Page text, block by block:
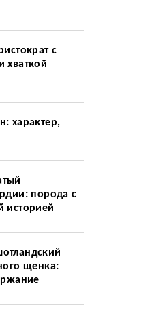
с
хваткой
характер,
порода с
историей
щенка: